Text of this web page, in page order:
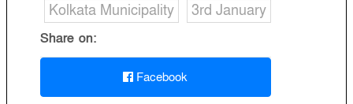
Kolkata Municipality
3rd January
Share on:
Facebook